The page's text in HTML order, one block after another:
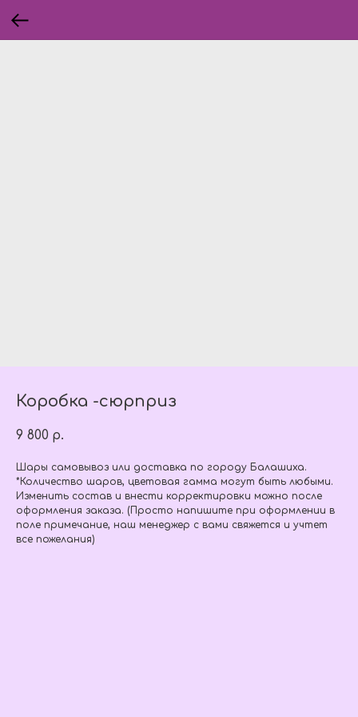
Коробка -сюрприз
9 800 р.
Шары самовывоз или доставка по городу Балашиха.
*Количество шаров, цветовая гамма могут быть любыми.
Изменить состав и внести корректировки можно после
оформления заказа. (Просто напишите при оформлении в
поле примечание, наш менеджер с вами свяжется и учтет
все пожелания)